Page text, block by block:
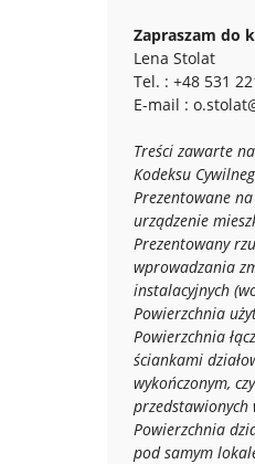
Zapraszam do
Lena Stolat
Tel. : +48 531
E-mail :
Treści zawarte
Kodeksu
Prezentowane
urządzenie
Prezentowany
wprowadzania
instalacyjnych
Powierzchnia
Powierzchnia
ściankami
wykończonym,
przedstawionych
Powierzchnia
pod samym